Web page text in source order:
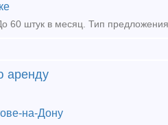
аренду
на-Дону